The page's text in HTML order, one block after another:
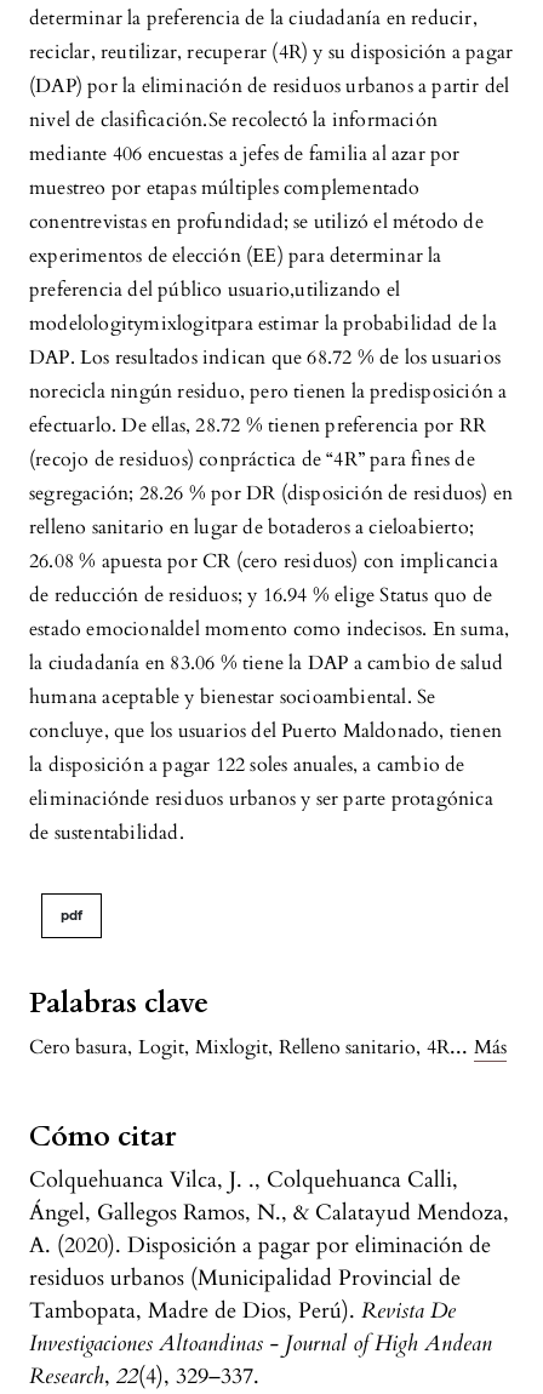
Palabras clave
Cero basura, Logit, Mixlogit, Relleno sanitario, 4R... Más
Cómo citar
Colquehuanca Vilca, J. ., Colquehuanca Calli,
Ángel, Gallegos Ramos, N., & Calatayud Mendoza,
A. (2020). Disposición a pagar por eliminación de
residuos urbanos (Municipalidad Provincial de
Tambopata, Madre de Dios, Perú). Revista De
Investigaciones Altoandinas - Journal of High Andean
Research, 22(4), 329–337.
determinar la preferencia de la ciudadanía en reducir,
reciclar, reutilizar, recuperar (4R) y su disposición a pagar
(DAP) por la eliminación de residuos urbanos a partir del
nivel de clasificación.Se recolectó la información
mediante 406 encuestas a jefes de familia al azar por
muestreo por etapas múltiples complementado
conentrevistas en profundidad; se utilizó el método de
experimentos de elección (EE) para determinar la
preferencia del público usuario,utilizando el
modelologitymixlogitpara estimar la probabilidad de la
DAP. Los resultados indican que 68.72 % de los usuarios
norecicla ningún residuo, pero tienen la predisposición a
efectuarlo. De ellas, 28.72 % tienen preferencia por RR
(recojo de residuos) conpráctica de “4R” para fines de
segregación; 28.26 % por DR (disposición de residuos) en
relleno sanitario en lugar de botaderos a cieloabierto;
26.08 % apuesta por CR (cero residuos) con implicancia
de reducción de residuos; y 16.94 % elige Status quo de
estado emocionaldel momento como indecisos. En suma,
la ciudadanía en 83.06 % tiene la DAP a cambio de salud
humana aceptable y bienestar socioambiental. Se
concluye, que los usuarios del Puerto Maldonado, tienen
la disposición a pagar 122 soles anuales, a cambio de
eliminaciónde residuos urbanos y ser parte protagónica
de sustentabilidad.
pdf